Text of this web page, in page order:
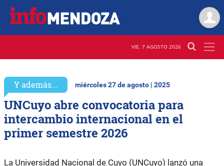
VIE. 7 AGOSTO 2026
Y además... miércoles 27 de agosto | 2025
UNCuyo abre convocatoria para
intercambio internacional en el
primer semestre 2026
La Universidad Nacional de Cuyo (UNCuyo) lanzó una